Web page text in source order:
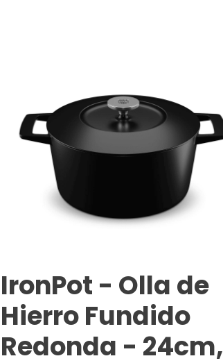
IronPot - Olla de
Hierro Fundido
Redonda - 24cm,